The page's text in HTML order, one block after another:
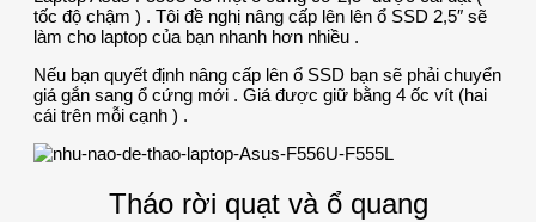
tốc độ chậm ) . Tôi đề nghị nâng cấp lên lên ổ SSD 2,5″ sẽ
làm cho laptop của bạn nhanh hơn nhiều .
Nếu bạn quyết định nâng cấp lên ổ SSD bạn sẽ phải chuyển
giá gắn sang ổ cứng mới . Giá được giữ bằng 4 ốc vít (hai
cái trên mỗi cạnh ) .
Tháo rời quạt và ổ quang